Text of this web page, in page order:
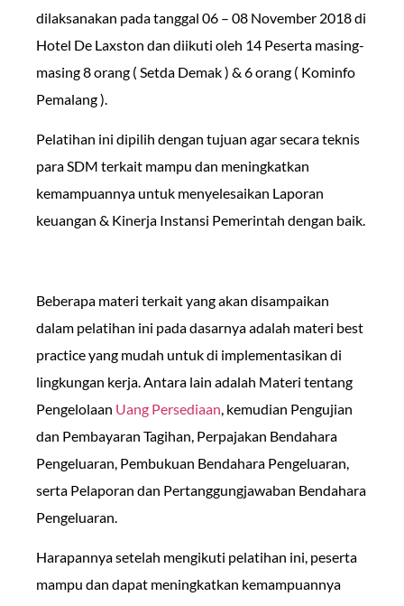
dilaksanakan pada tanggal 06 – 08 November 2018 di
Hotel De Laxston dan diikuti oleh 14 Peserta masing-
masing 8 orang ( Setda Demak ) & 6 orang ( Kominfo
Pemalang ).
Pelatihan ini dipilih dengan tujuan agar secara teknis
para SDM terkait mampu dan meningkatkan
kemampuannya untuk menyelesaikan Laporan
keuangan & Kinerja Instansi Pemerintah dengan baik.
Beberapa materi terkait yang akan disampaikan
dalam pelatihan ini pada dasarnya adalah materi best
practice yang mudah untuk di implementasikan di
lingkungan kerja. Antara lain adalah Materi tentang
Pengelolaan Uang Persediaan , kemudian Pengujian
dan Pembayaran Tagihan, Perpajakan Bendahara
Pengeluaran, Pembukuan Bendahara Pengeluaran,
serta Pelaporan dan Pertanggungjawaban Bendahara
Pengeluaran.
Harapannya setelah mengikuti pelatihan ini, peserta
mampu dan dapat meningkatkan kemampuannya